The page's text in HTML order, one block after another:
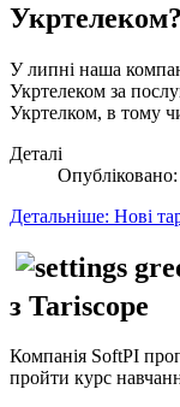
Укртелеком?
У липні наша
Укртелеком за
Укртелком, в тому
Деталі
Детальніше: Нові
з Tariscope
Компанія SoftPI
пройти курс